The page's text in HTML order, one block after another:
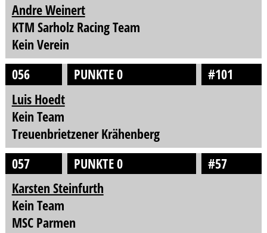
Andre Weinert
KTM Sarholz Racing Team
Kein Verein
056
PUNKTE 0
#101
Luis Hoedt
Kein Team
Treuenbrietzener Krähenberg
057
PUNKTE 0
#57
Karsten Steinfurth
Kein Team
MSC Parmen